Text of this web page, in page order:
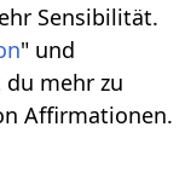
Sensibilität.
" und
mehr zu
Affirmationen.